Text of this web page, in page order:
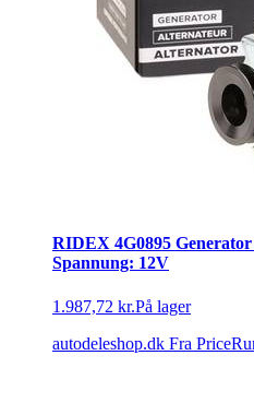
RIDEX 4G0895
Spannung: 12V
1.987,72 kr.På lager
autodeleshop.dk Fra